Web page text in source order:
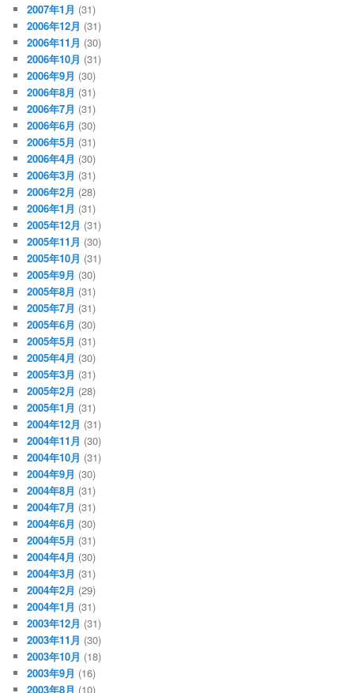
2007年1月 (31)
2006年12月 (31)
2006年11月 (30)
2006年10月 (31)
2006年9月 (30)
2006年8月 (31)
2006年7月 (31)
2006年6月 (30)
2006年5月 (31)
2006年4月 (30)
2006年3月 (31)
2006年2月 (28)
2006年1月 (31)
2005年12月 (31)
2005年11月 (30)
2005年10月 (31)
2005年9月 (30)
2005年8月 (31)
2005年7月 (31)
2005年6月 (30)
2005年5月 (31)
2005年4月 (30)
2005年3月 (31)
2005年2月 (28)
2005年1月 (31)
2004年12月 (31)
2004年11月 (30)
2004年10月 (31)
2004年9月 (30)
2004年8月 (31)
2004年7月 (31)
2004年6月 (30)
2004年5月 (31)
2004年4月 (30)
2004年3月 (31)
2004年2月 (29)
2004年1月 (31)
2003年12月 (31)
2003年11月 (30)
2003年10月 (18)
2003年9月 (16)
2003年8月 (10)